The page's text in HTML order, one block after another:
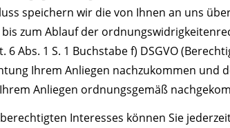
speichern wir die von Ihnen an uns
zum Ablauf der
Abs. 1 S. 1 Buchstabe f) DSGVO
Ihrem Anliegen nachzukommen und
Anliegen ordnungsgemäß
Interesses können Sie